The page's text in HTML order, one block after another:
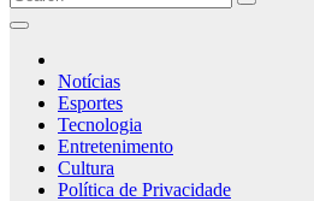
Notícias
Esportes
Tecnologia
Entretenimento
Cultura
Política de Privacidade